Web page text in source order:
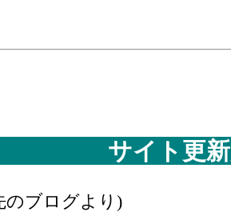
サイト更
のブログより)